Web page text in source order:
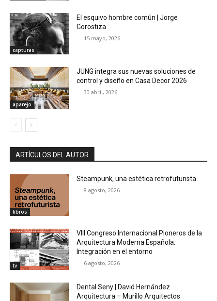
capturas
El esquivo hombre común | Jorge
Gorostiza
15 mayo, 2026
aparejo
JUNG integra sus nuevas soluciones de
control y diseño en Casa Decor 2026
30 abril, 2026
ARTÍCULOS DEL AUTOR
libros
Steampunk, una estética retrofuturista
8 agosto, 2026
tv
VIII Congreso Internacional Pioneros de la
Arquitectura Moderna Española:
Integración en el entorno
6 agosto, 2026
Dental Seny | David Hernández
Arquitectura – Murillo Arquitectos